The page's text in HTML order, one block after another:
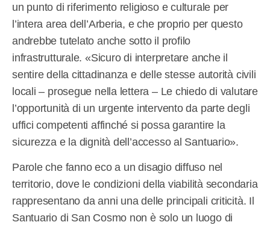
un punto di riferimento religioso e culturale per
l’intera area dell’Arberia, e che proprio per questo
andrebbe tutelato anche sotto il profilo
infrastrutturale. «Sicuro di interpretare anche il
sentire della cittadinanza e delle stesse autorità civili
locali – prosegue nella lettera – Le chiedo di valutare
l’opportunità di un urgente intervento da parte degli
uffici competenti affinché si possa garantire la
sicurezza e la dignità dell’accesso al Santuario».
Parole che fanno eco a un disagio diffuso nel
territorio, dove le condizioni della viabilità secondaria
rappresentano da anni una delle principali criticità. Il
Santuario di San Cosmo non è solo un luogo di